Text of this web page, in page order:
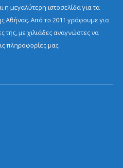
μεγαλύτερη ιστοσελίδα για τα
Αθήνας. Από το 2011 γράφουμε για
της, με χιλιάδες αναγνώστες να
πληροφορίες μας.